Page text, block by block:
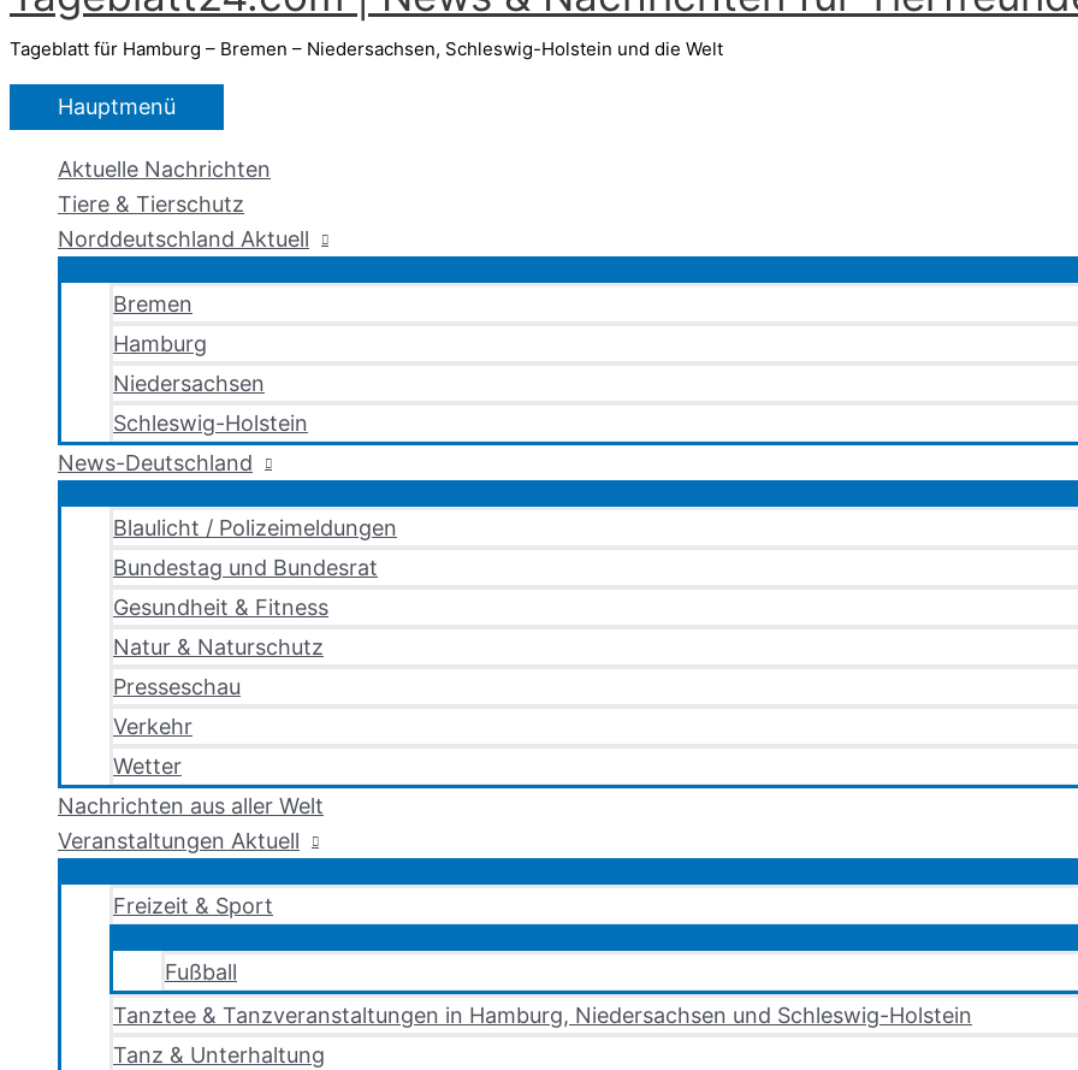
Tageblatt für Hamburg – Bremen – Niedersachsen, Schleswig-Holstein und die Welt
Hauptmenü
Aktuelle Nachrichten
Tiere & Tierschutz
Norddeutschland Aktuell
Bremen
Hamburg
Niedersachsen
Schleswig-Holstein
News-Deutschland
Blaulicht / Polizeimeldungen
Bundestag und Bundesrat
Gesundheit & Fitness
Natur & Naturschutz
Presseschau
Verkehr
Wetter
Nachrichten aus aller Welt
Veranstaltungen Aktuell
Freizeit & Sport
Fußball
Tanztee & Tanzveranstaltungen in Hamburg, Niedersachsen und Schleswig-Holstein
Tanz & Unterhaltung